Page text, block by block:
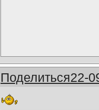
Поделиться22-